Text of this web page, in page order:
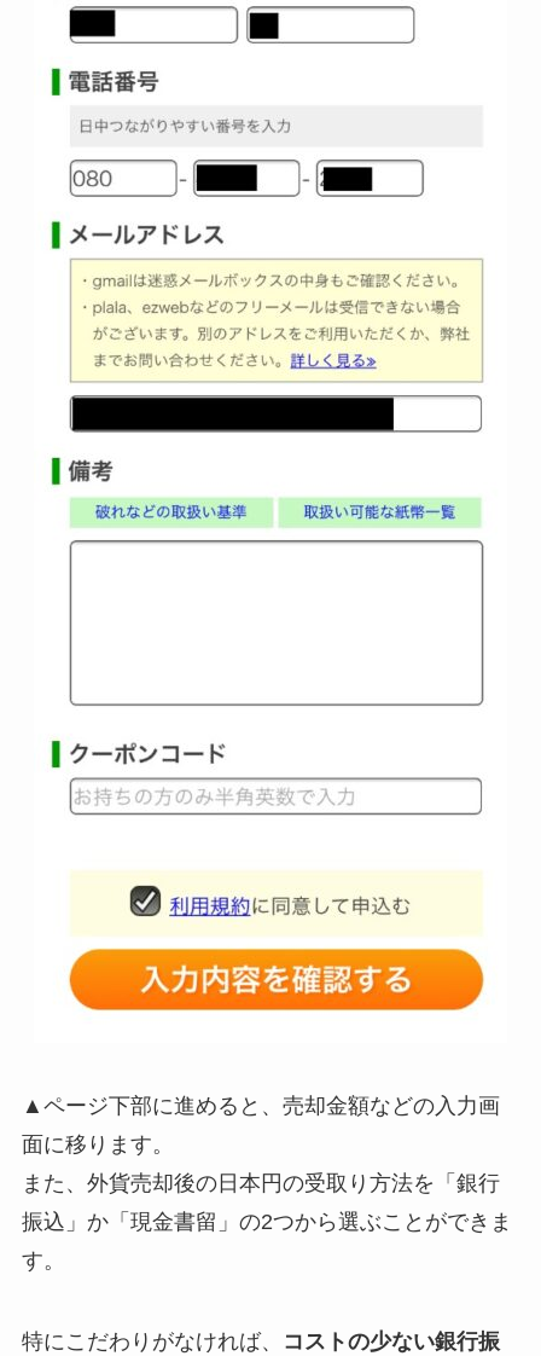
▲ページ下部に進めると、売却金額などの入力画
面に移ります。
また、外貨売却後の日本円の受取り方法を「銀行
振込」か「現金書留」の2つから選ぶことができま
す。
特にこだわりがなければ、
コストの少ない銀行振